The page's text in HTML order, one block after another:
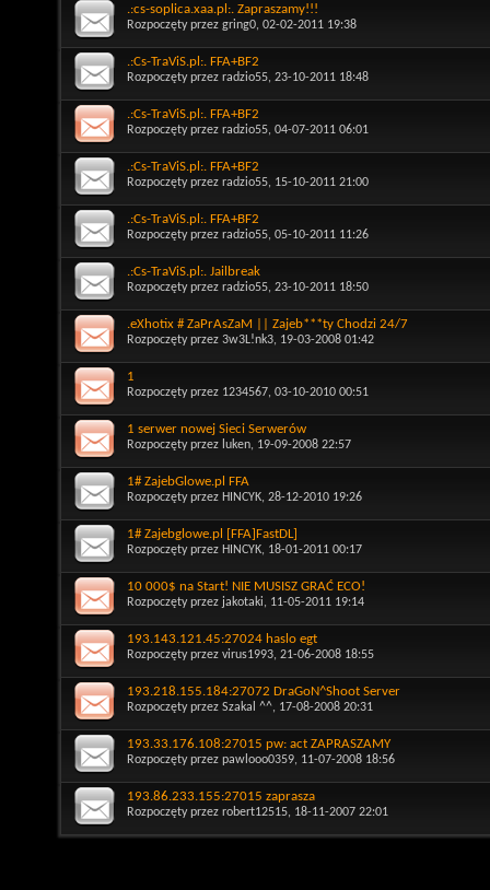
.:cs-soplica.xaa.pl:. Zapraszamy!!!
Rozpoczęty przez gring0, 02-02-2011 19:38
.:Cs-TraViS.pl:. FFA+BF2
Rozpoczęty przez radzio55, 23-10-2011 18:48
.:Cs-TraViS.pl:. FFA+BF2
Rozpoczęty przez radzio55, 04-07-2011 06:01
.:Cs-TraViS.pl:. FFA+BF2
Rozpoczęty przez radzio55, 15-10-2011 21:00
.:Cs-TraViS.pl:. FFA+BF2
Rozpoczęty przez radzio55, 05-10-2011 11:26
.:Cs-TraViS.pl:. Jailbreak
Rozpoczęty przez radzio55, 23-10-2011 18:50
.eXhotix # ZaPrAsZaM || Zajeb***ty Chodzi 24/7
Rozpoczęty przez 3w3L!nk3, 19-03-2008 01:42
1
Rozpoczęty przez 1234567, 03-10-2010 00:51
1 serwer nowej Sieci Serwerów
Rozpoczęty przez luken, 19-09-2008 22:57
1# ZajebGlowe.pl FFA
Rozpoczęty przez HINCYK, 28-12-2010 19:26
1# Zajebglowe.pl [FFA]FastDL]
Rozpoczęty przez HINCYK, 18-01-2011 00:17
10 000$ na Start! NIE MUSISZ GRAĆ ECO!
Rozpoczęty przez jakotaki, 11-05-2011 19:14
193.143.121.45:27024 haslo egt
Rozpoczęty przez virus1993, 21-06-2008 18:55
193.218.155.184:27072 DraGoN^Shoot Server
Rozpoczęty przez Szakal ^^, 17-08-2008 20:31
193.33.176.108:27015 pw: act ZAPRASZAMY
Rozpoczęty przez pawlooo0359, 11-07-2008 18:56
193.86.233.155:27015 zaprasza
Rozpoczęty przez robert12515, 18-11-2007 22:01